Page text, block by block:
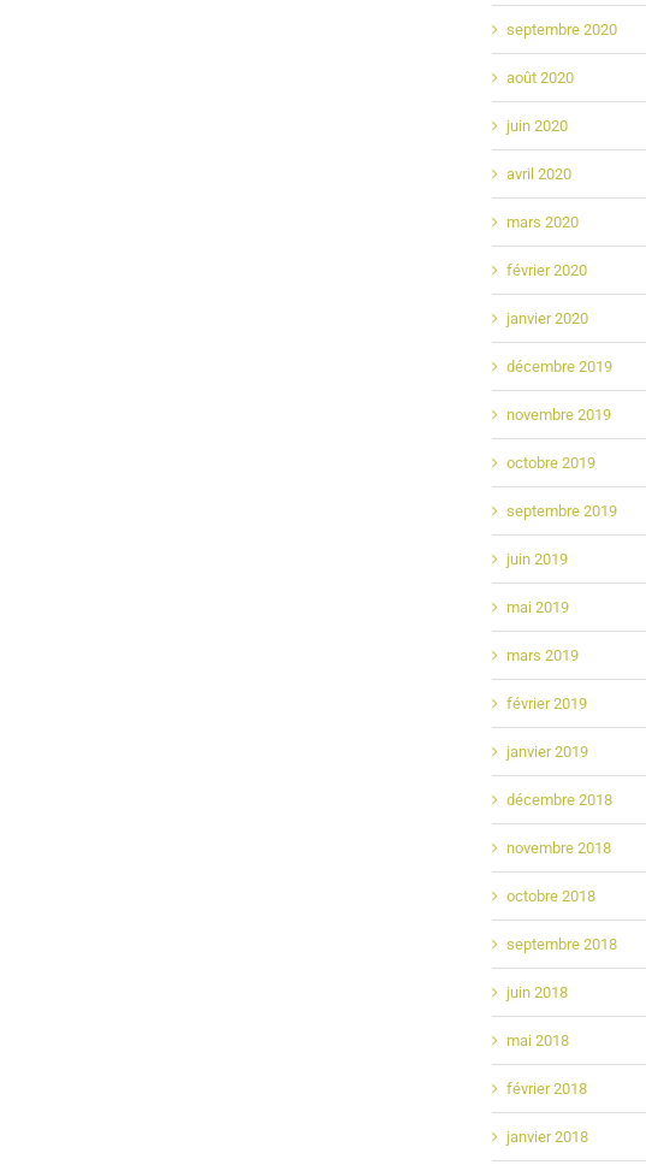
septembre 2020
août 2020
juin 2020
avril 2020
mars 2020
février 2020
janvier 2020
décembre 2019
novembre 2019
octobre 2019
septembre 2019
juin 2019
mai 2019
mars 2019
février 2019
janvier 2019
décembre 2018
novembre 2018
octobre 2018
septembre 2018
juin 2018
mai 2018
février 2018
janvier 2018